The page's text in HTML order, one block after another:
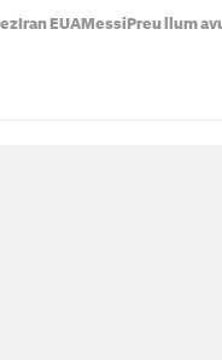
Iran EUA Messi Preu llum